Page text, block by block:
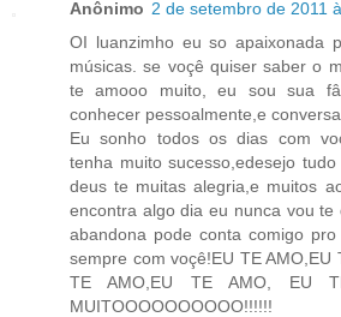
Anônimo 2 de setembro de 2011
OI luanzimho eu so apaixonada
músicas. se voçê quiser saber o
te amooo muito, eu sou sua
conhecer pessoalmente,e conversa
Eu sonho todos os dias com
tenha muito sucesso,edesejo
deus te muitas alegria,e muitos
encontra algo dia eu nunca vou
abandona pode conta comigo
sempre com voçê!EU TE AMO,EU
TE AMO,EU TE AMO, EU
MUITOOOOOOOOOO!!!!!!